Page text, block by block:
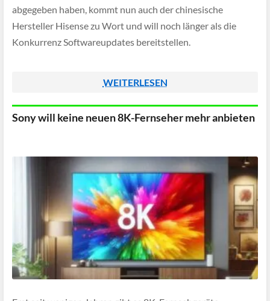
abgegeben haben, kommt nun auch der chinesische
Hersteller Hisense zu Wort und will noch länger als die
Konkurrenz Softwareupdates bereitstellen.
WEITERLESEN
Sony will keine neuen 8K-Fernseher mehr anbieten